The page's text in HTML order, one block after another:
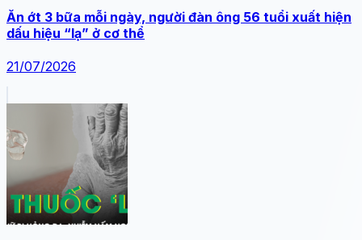
Ăn ớt 3 bữa mỗi ngày, người đàn ông 56 tuổi xuất hiện
dấu hiệu “lạ” ở cơ thể
21/07/2026